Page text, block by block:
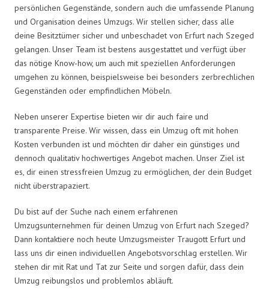
persönlichen Gegenstände, sondern auch die umfassende Planung
und Organisation deines Umzugs. Wir stellen sicher, dass alle
deine Besitztümer sicher und unbeschadet von Erfurt nach Szeged
gelangen. Unser Team ist bestens ausgestattet und verfügt über
das nötige Know-how, um auch mit speziellen Anforderungen
umgehen zu können, beispielsweise bei besonders zerbrechlichen
Gegenständen oder empfindlichen Möbeln.
Neben unserer Expertise bieten wir dir auch faire und
transparente Preise. Wir wissen, dass ein Umzug oft mit hohen
Kosten verbunden ist und möchten dir daher ein günstiges und
dennoch qualitativ hochwertiges Angebot machen. Unser Ziel ist
es, dir einen stressfreien Umzug zu ermöglichen, der dein Budget
nicht überstrapaziert.
Du bist auf der Suche nach einem erfahrenen
Umzugsunternehmen für deinen Umzug von Erfurt nach Szeged?
Dann kontaktiere noch heute Umzugsmeister Traugott Erfurt und
lass uns dir einen individuellen Angebotsvorschlag erstellen. Wir
stehen dir mit Rat und Tat zur Seite und sorgen dafür, dass dein
Umzug reibungslos und problemlos abläuft.